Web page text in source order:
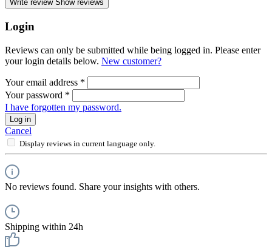
Write review Show reviews
Login
Reviews can only be submitted while being logged in. Please enter
your login details below. New customer?
Your email address *
Your password *
I have forgotten my password.
Log in
Cancel
Display reviews in current language only.
No reviews found. Share your insights with others.
Shipping within 24h